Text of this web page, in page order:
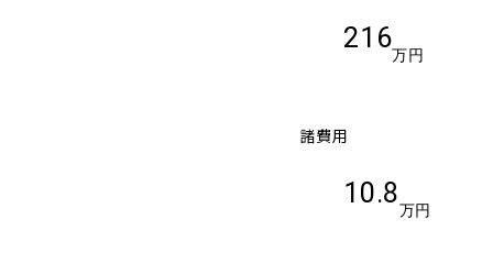
216
万円
諸費用
10.8
万円